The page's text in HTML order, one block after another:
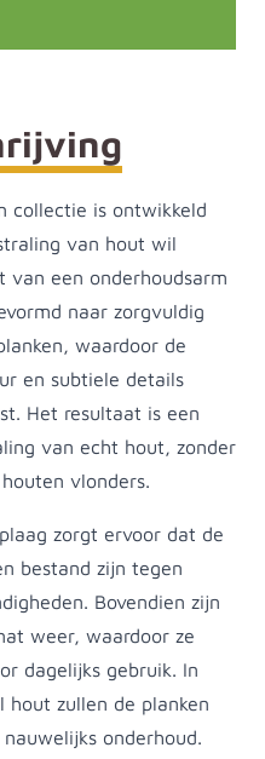
collectie is ontwikkeld
van hout wil
van een onderhoudsarm
naar zorgvuldig
waardoor de
en subtiele details
Het resultaat is een
van echt hout, zonder
vlonders.
zorgt ervoor dat de
bestand zijn tegen
Bovendien zijn
weer, waardoor ze
dagelijks gebruik. In
zullen de planken
onderhoud.